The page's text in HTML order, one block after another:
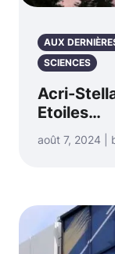
AUX
SCIENCES
Acri-
Etoiles…
août 7, 2024 |